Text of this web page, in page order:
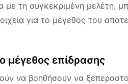
τη συγκεκριμένη μελέτη,
για το μέγεθος του
μέγεθος επίδρασης
να βοηθήσουν να